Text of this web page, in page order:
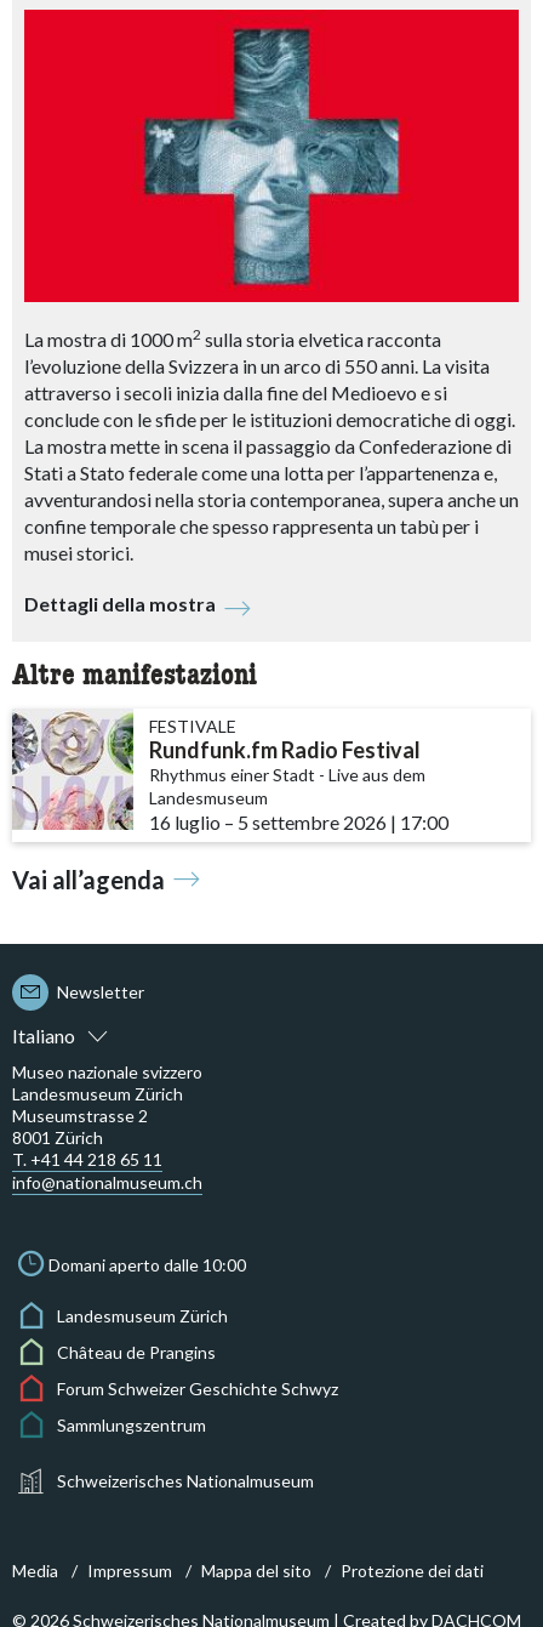
La mostra di 1000 m2 sulla storia elvetica racconta
l’evoluzione della Svizzera in un arco di 550 anni. La visita
attraverso i secoli inizia dalla fine del Medioevo e si
conclude con le sfide per le istituzioni democratiche di oggi.
La mostra mette in scena il passaggio da Confederazione di
Stati a Stato federale come una lotta per l’appartenenza e,
avventurandosi nella storia contemporanea, supera anche un
confine temporale che spesso rappresenta un tabù per i
musei storici.
Dettagli della mostra
Altre manifestazioni
FESTIVALE
Rundfunk.fm Radio Festival
Rhythmus einer Stadt - Live aus dem
Landesmuseum
16 luglio accessibility.time_to
– 5 settembre 2026 | 17:00
Vai all’agenda
Italiano
Newsletter
Museo nazionale svizzero
Landesmuseum Zürich
Museumstrasse 2
8001 Zürich
T. +41 44 218 65 11
info@nationalmuseum.ch
Domani aperto dalle 10:00
Landesmuseum Zürich
Château de Prangins
Forum Schweizer Geschichte Schwyz
Sammlungszentrum
Schweizerisches Nationalmuseum
Media Impressum Mappa del sito Protezione dei dati
© 2026 Schweizerisches Nationalmuseum | Created byDACHCOM